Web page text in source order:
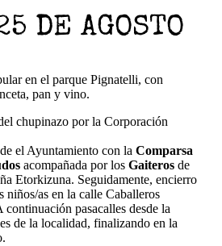
DE AGOSTO
en el parque Pignatelli, con
pan y vino.
chupinazo por la Corporación
el Ayuntamiento con la Comparsa
acompañada por los Gaiteros de
Etorkizuna. Seguidamente, encierro
niños/as en la calle Caballeros
pasacalles desde la
de la localidad, finalizando en la